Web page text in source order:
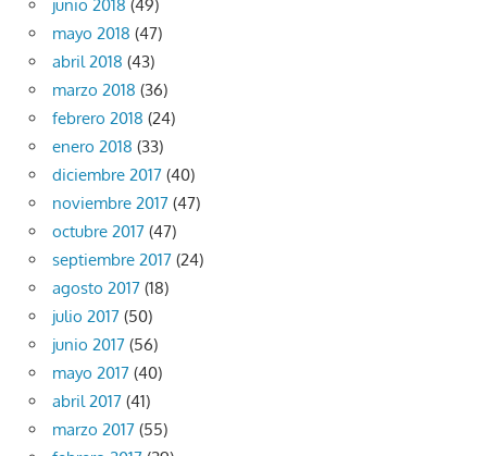
junio 2018 (49)
mayo 2018 (47)
abril 2018 (43)
marzo 2018 (36)
febrero 2018 (24)
enero 2018 (33)
diciembre 2017 (40)
noviembre 2017 (47)
octubre 2017 (47)
septiembre 2017 (24)
agosto 2017 (18)
julio 2017 (50)
junio 2017 (56)
mayo 2017 (40)
abril 2017 (41)
marzo 2017 (55)